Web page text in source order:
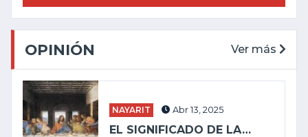
OPINIÓN Ver más
NAYARIT Abr 13, 2025
EL SIGNIFICADO DE LA…